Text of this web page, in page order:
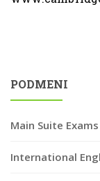
PODMENI
Main Suite Exams
International